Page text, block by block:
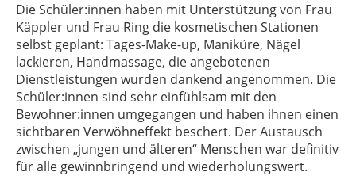
Die Schüler:innen haben mit Unterstützung von Frau
Käppler und Frau Ring die kosmetischen Stationen
selbst geplant: Tages-Make-up, Maniküre, Nägel
lackieren, Handmassage, die angebotenen
Dienstleistungen wurden dankend angenommen. Die
Schüler:innen sind sehr einfühlsam mit den
Bewohner:innen umgegangen und haben ihnen einen
sichtbaren Verwöhneffekt beschert. Der Austausch
zwischen „jungen und älteren“ Menschen war definitiv
für alle gewinnbringend und wiederholungswert.